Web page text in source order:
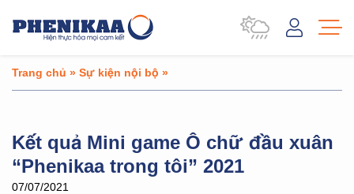
Trang chủ » Sự kiện nội bộ »
Kết quả Mini game Ô chữ đầu xuân
“Phenikaa trong tôi” 2021
07/07/2021